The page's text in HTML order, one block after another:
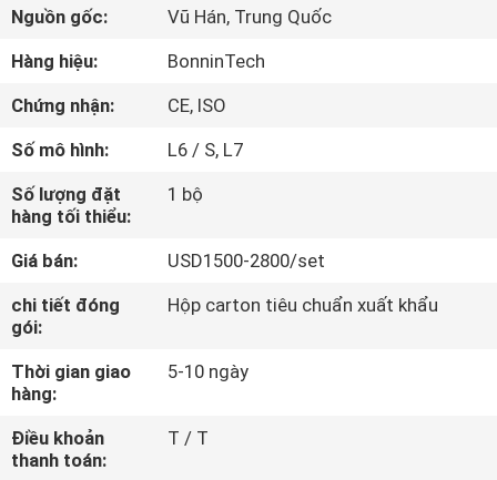
SẢN
PHẨM
VỀ
CHÚNG
TÔI
THAM
QUAN
NHÀ
MÁY
Technology
Rights
Reserved.
Nguồn gốc:
Vũ Hán, Trung Quốc
Hàng hiệu:
BonninTech
Chứng nhận:
CE, ISO
Số mô hình:
L6 / S, L7
Số lượng đặt
hàng tối thiểu:
1 bộ
Giá bán:
USD1500-2800/set
chi tiết đóng
gói:
Hộp carton tiêu chuẩn xuất khẩu
Thời gian giao
hàng:
5-10 ngày
Điều khoản
thanh toán:
T / T